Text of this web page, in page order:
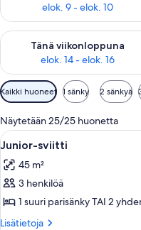
elok. 9 - elok. 10
Tänä viikonloppuna
elok. 14 - elok. 16
Tarkista tämän viikonlopun
Huoneille
saatavilla
olevia
suodattimia
Kaikki huoneet 1 sänky 2 sänkyä
Näytetään 25/25 huonetta
Avaa
kaikki
huonetyypin
Junior-
sviitti
kuvat
5
Junior-sviitti
45 m²
3 henkilöä
1 suuri parisänky TAI 2
Lisätietoja
Lisätietoja